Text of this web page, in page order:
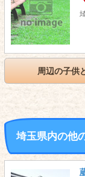
周辺の子供
埼玉県内の他